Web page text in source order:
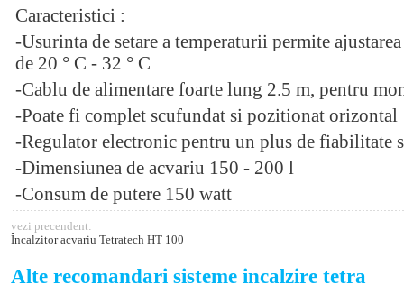
Caracteristici :
-Usurinta de setare a temperaturii permite
de 20 ° C - 32 ° C
-Cablu de alimentare foarte lung 2.5 m, pentru
-Poate fi complet scufundat si pozitionat orizontal
-Regulator electronic pentru un plus de fiabilitate
-Dimensiunea de acvariu 150 - 200 l
-Consum de putere 150 watt
vezi precendent:
Încalzitor acvariu Tetratech HT 100
Alte recomandari sisteme incalzire tetra